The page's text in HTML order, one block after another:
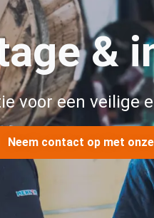
&
voor een veilige
Neem contact op met